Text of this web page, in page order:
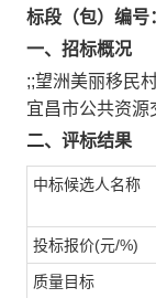
标段（包）编
一、招标概况
;;望洲美丽移民
宜昌市公共资源
二、评标结果
中标候选人名称
投标报价(元/%)
质量目标